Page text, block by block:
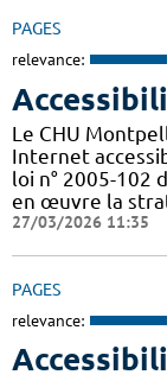
PAGES
relevance:
Le CHU
Internet
loi n° 2005-102
en œuvre la
27/03/2026 11:35
PAGES
relevance: